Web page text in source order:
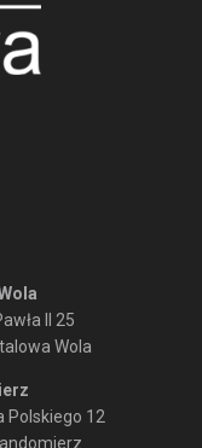
II 25
Wola
Polskiego 12